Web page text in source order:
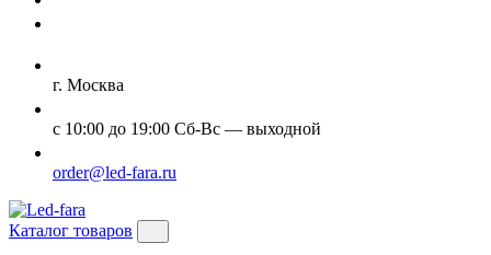
г. Москва
с 10:00 до 19:00 Сб-Вс — выходной
order@led-fara.ru
Каталог товаров